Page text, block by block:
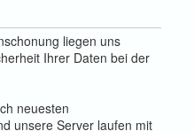
liegen uns
Ihrer Daten bei der
neuesten
unsere Server laufen mit